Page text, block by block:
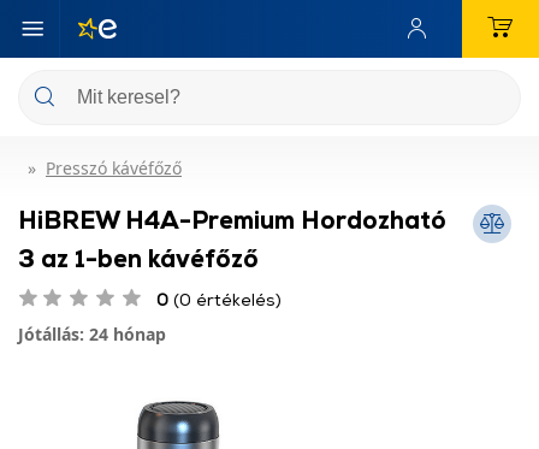
Presszó kávéfőző
HiBREW H4A-Premium Hordozható
3 az 1-ben kávéfőző
0 (0 értékelés)
Jótállás: 24 hónap